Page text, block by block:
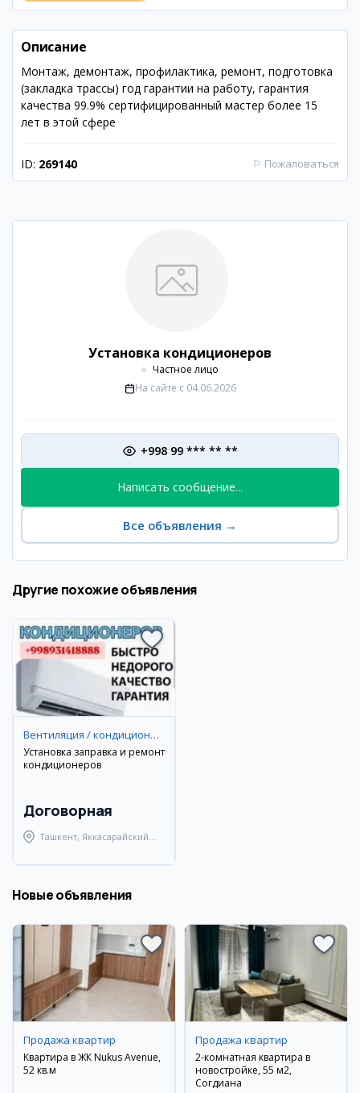
Описание
Монтаж, демонтаж, профилактика, ремонт, подготовка
(закладка трассы) год гарантии на работу, гарантия
качества 99.9% сертифицированный мастер более 15
лет в этой сфере
ID: 269140 ⚐ Пожаловаться
Установка кондиционеров
Частное лицо
На сайте с 04.06.2026
+998 99 *** ** **
Написать сообщение...
Все объявления →
Другие похожие объявления
Вентиляция / кондиционирование
Установка заправка и ремонт
кондиционеров
Договорная
Ташкент, Яккасарайский
Новые объявления
Продажа квартир
Квартира в ЖК Nukus Avenue,
52 кв.м
Продажа квартир
2-комнатная квартира в
новостройке, 55 м2,
Согдиана